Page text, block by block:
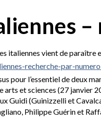
italiennes vient de
recherche-par-
pour l’essentiel de deux
et sciences (27 janvier
Guidi (Guinizzelli et
Philippe Guérin et